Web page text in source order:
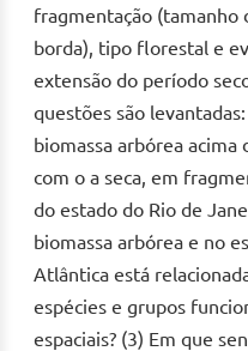
fragmentação
borda), tipo florestal e
extensão do período
questões são
biomassa arbórea
com o a seca, em
do estado do Rio de
biomassa arbórea e no
Atlântica está
espécies e grupos
espaciais? (3) Em que